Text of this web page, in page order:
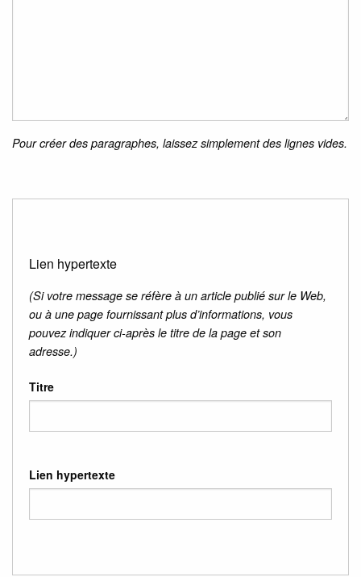
Pour créer des paragraphes, laissez simplement des lignes vides.
Lien hypertexte
(Si votre message se réfère à un article publié sur le Web,
ou à une page fournissant plus d’informations, vous
pouvez indiquer ci-après le titre de la page et son
adresse.)
Titre
Lien hypertexte